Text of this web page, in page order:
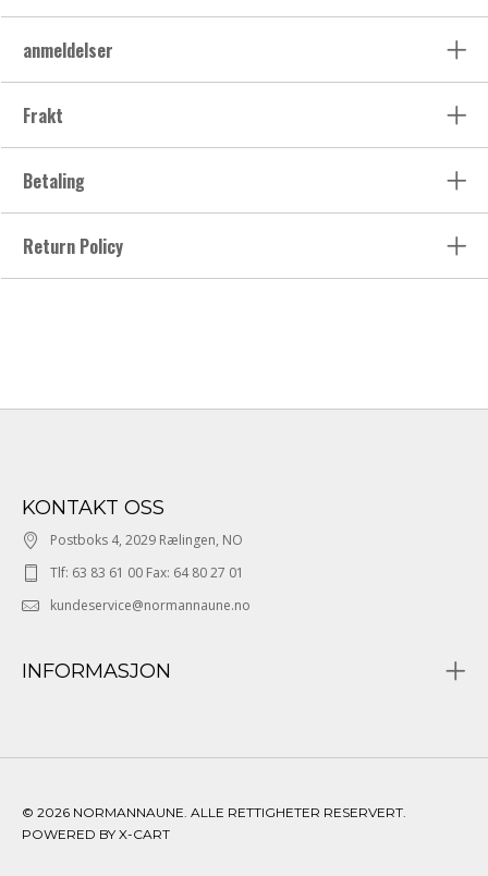
anmeldelser
Frakt
Betaling
Return Policy
KONTAKT OSS
Postboks 4, 2029 Rælingen, NO
Tlf: 63 83 61 00 Fax: 64 80 27 01
kundeservice@normannaune.no
INFORMASJON
© 2026 NORMANNAUNE. ALLE RETTIGHETER RESERVERT.
POWERED BY X-CART